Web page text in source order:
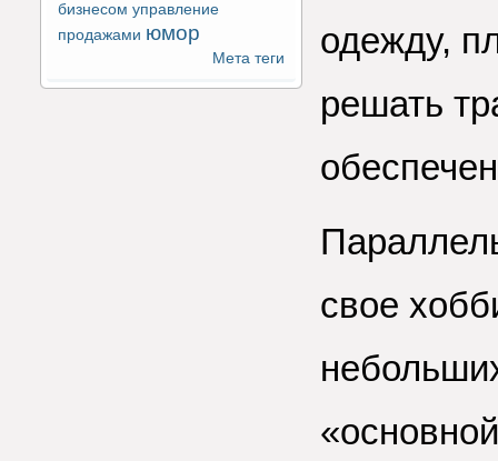
бизнесом управление
продажами юмор
Мета теги
одежду,
решать
свое